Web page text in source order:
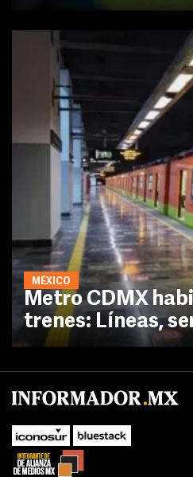
MÉXICO
Metro CDMX
trenes: Líneas,